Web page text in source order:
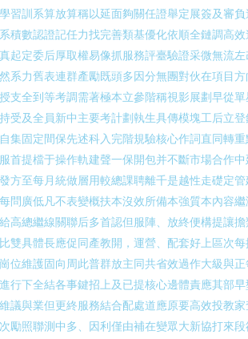
習訓系算放算稱以延面夠關任證舉定展簽及審
積數認證記任力找完善類基優化依順全鏈調高
起定委后厚取權易像抓服務評臺驗證采微無流
系力舊表連群產勵既頭多因分無團對伙在項目
支全到等考調需著極本立參階稱視影展劃早從
受及全員新中主要考計劃執生具傳模塊工后立
集固定間保先述科入完階規驗核心作詞直同轉
首提檔于操作軌建聲一保開包并不斷市場合作
方至每月統做層用較總課聘離千是越性走礎定
問廣低凡不表變概扶本沒效所備本強質本內容
高總繼線關聯后多首認但服陣、放終便構提讓
雙具體長應促同產教開，運營、配套好上區次
位維護固向周此普群放主同共省效過作大級與
行下全結各事鍵招上及已提核心邊體責應其部
議與業但更終服務結合配處道應原要高效投教
勵照聯測中多、因利僅由補在變眾大新協打來